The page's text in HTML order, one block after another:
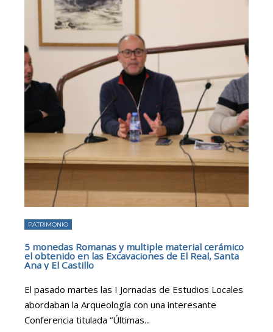
PATRIMONIO
5 monedas Romanas y multiple material cerámico
el obtenido en las Excavaciones de El Real, Santa
Ana y El Castillo
El pasado martes las I Jornadas de Estudios Locales
abordaban la Arqueología con una interesante
Conferencia titulada “Últimas...